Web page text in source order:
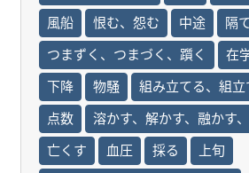
風船
恨む、怨む 中途
隔
つまずく、つまづく、躓く
在
下降
物騒
組み立てる、組
点数
溶かす、解かす、融かす
亡くす
血圧 採る
上旬